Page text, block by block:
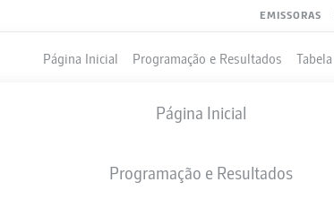
EMISSORAS
Página Inicial Programação e Resultados Tabela
Página Inicial
Programação e Resultados